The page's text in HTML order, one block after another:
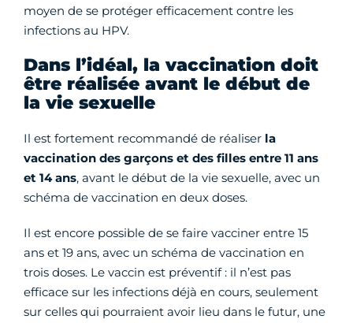
moyen de se protéger efficacement contre les
infections au HPV.
Dans l’idéal, la vaccination doit
être réalisée avant le début de
la vie sexuelle
Il est fortement recommandé de réaliser la
vaccination des garçons et des filles entre 11 ans
et 14 ans, avant le début de la vie sexuelle, avec un
schéma de vaccination en deux doses.
Il est encore possible de se faire vacciner entre 15
ans et 19 ans, avec un schéma de vaccination en
trois doses. Le vaccin est préventif : il n’est pas
efficace sur les infections déjà en cours, seulement
sur celles qui pourraient avoir lieu dans le futur, une